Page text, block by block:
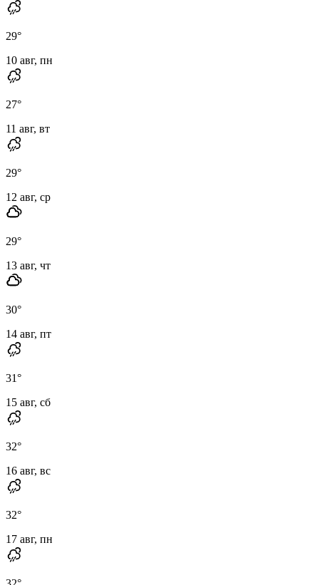
29°
10 авг, пн
27°
11 авг, вт
29°
12 авг, ср
29°
13 авг, чт
30°
14 авг, пт
31°
15 авг, сб
32°
16 авг, вс
32°
17 авг, пн